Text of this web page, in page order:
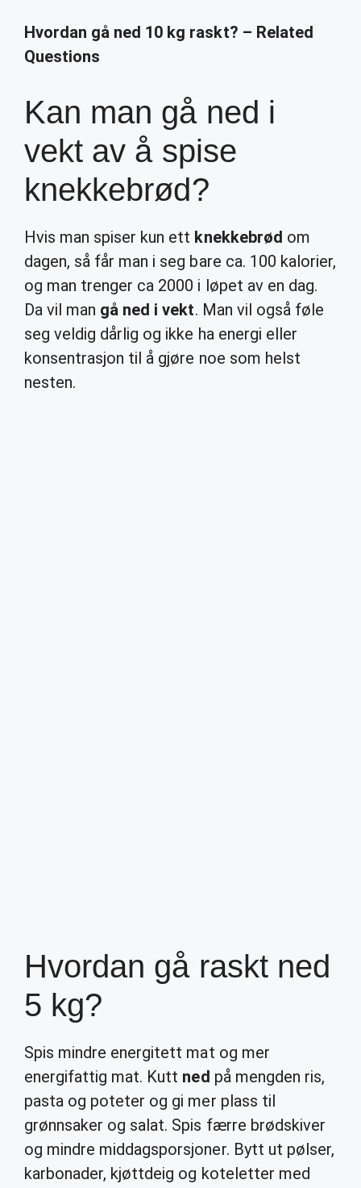
Hvordan gå ned 10 kg raskt? – Related
Questions
Kan man gå ned i
vekt av å spise
knekkebrød?
Hvis man spiser kun ett knekkebrød om
dagen, så får man i seg bare ca. 100 kalorier,
og man trenger ca 2000 i løpet av en dag.
Da vil man gå ned i vekt. Man vil også føle
seg veldig dårlig og ikke ha energi eller
konsentrasjon til å gjøre noe som helst
nesten.
Hvordan gå raskt ned
5 kg?
Spis mindre energitett mat og mer
energifattig mat. Kutt ned på mengden ris,
pasta og poteter og gi mer plass til
grønnsaker og salat. Spis færre brødskiver
og mindre middagsporsjoner. Bytt ut pølser,
karbonader, kjøttdeig og koteletter med